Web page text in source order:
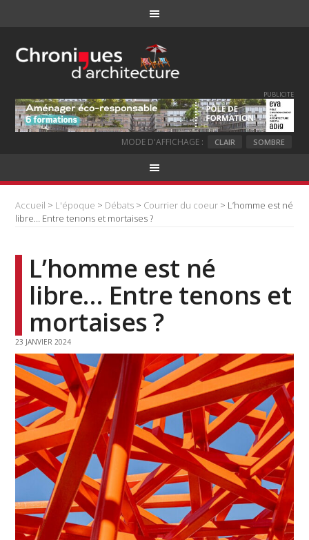
PUBLICITE
MODE D'AFFICHAGE : CLAIR SOMBRE
Accueil > L'époque > Débats > Courrier du coeur > L’homme est né
libre… Entre tenons et mortaises ?
L’homme est né
libre… Entre tenons et
mortaises ?
23 JANVIER 2024